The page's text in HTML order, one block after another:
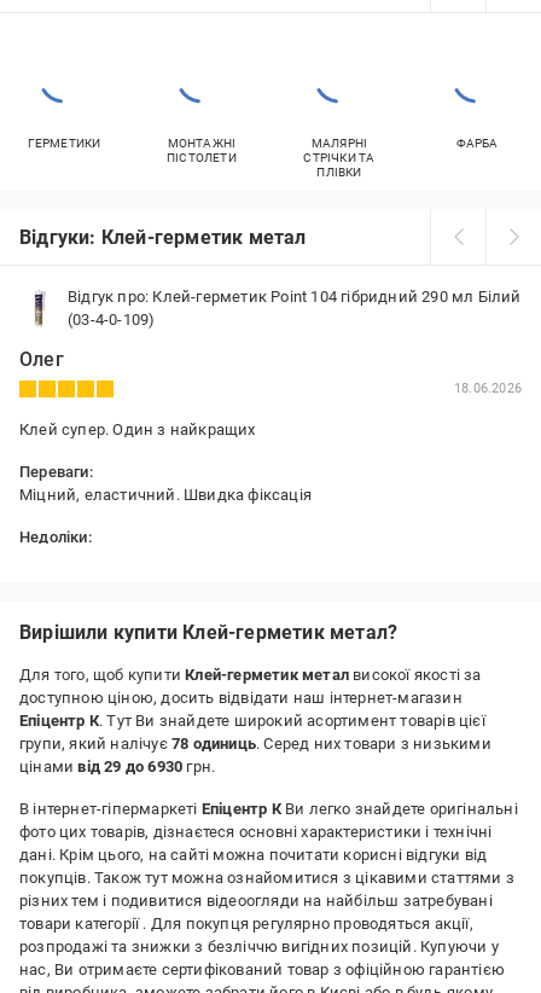
ГЕРМЕТИКИ
МОНТАЖНІ
ПІСТОЛЕТИ
МАЛЯРНІ
СТРІЧКИ ТА
ПЛІВКИ
ФАРБА
Відгуки: Клей-герметик метал
Відгук про: Клей-герметик Point 104 гібридний 290 мл Білий
(03-4-0-109)
Олег
18.06.2026
Клей супер. Один з найкращих
Переваги:
Міцний, еластичний. Швидка фіксація
Недоліки:
Вирішили купити Клей-герметик метал?
Для того, щоб купитиКлей-герметик метал високої якості за
доступною ціною, досить відвідати наш інтернет-магазин
Епіцентр К. Тут Ви знайдете широкий асортимент товарів цієї
групи, який налічує 78 одиниць. Серед них товари з низькими
цінамивід 29 до 6930 грн.
В інтернет-гіпермаркеті Епіцентр КВи легко знайдете оригінальні
фото цих товарів, дізнаєтеся основні характеристики і технічні
дані. Крім цього, на сайті можна почитати корисні відгуки від
покупців. Також тут можна ознайомитися з цікавими статтями з
різних тем і подивитися відеоогляди на найбільш затребувані
товари категорії . Для покупця регулярно проводяться акції,
розпродажі та знижки з безліччю вигідних позицій. Купуючи у
нас, Ви отримаєте сертифікований товар з офіційною гарантією